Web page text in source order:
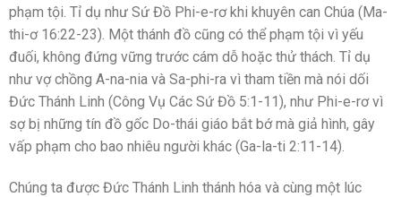
phạm tội. Tỉ dụ như Sứ Đồ Phi-e-rơ khi khuyên can Chúa (Ma-
thi-ơ 16:22-23). Một thánh đồ cũng có thể phạm tội vì yếu
đuối, không đứng vững trước cám dỗ hoặc thử thách. Tỉ dụ
như vợ chồng A-na-nia và Sa-phi-ra vì tham tiền mà nói dối
Đức Thánh Linh (Công Vụ Các Sứ Đồ 5:1-11), như Phi-e-rơ vì
sợ bị những tín đồ gốc Do-thái giáo bắt bớ mà giả hình, gây
vấp phạm cho bao nhiêu người khác (Ga-la-ti 2:11-14).
Chúng ta được Đức Thánh Linh thánh hóa và cùng một lúc